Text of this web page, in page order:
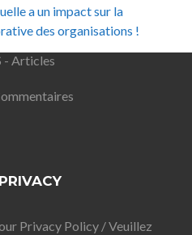
a un impact sur la
des organisations !
- Articles
Privacy Policy / Veuillez